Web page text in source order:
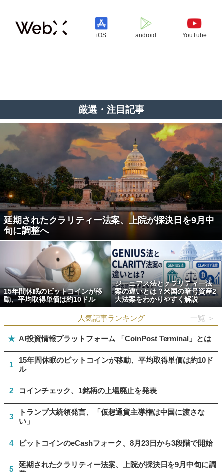
iOS android YouTube
厳選・注目記事
延期されたクラリティー法案、上院が採決日を9月中
旬に調整へ
15年間休眠のビットコインが移
動、平均取得単価は約10ドル
ジーニアス法とクラリティー法
案の違いとは？米国の暗号資産2
大法案をわかりやすく解説
人気記事ランキング 一覧 ＞
★ AI投資情報プラットフォーム 「CoinPost Terminal」とは
1
15年間休眠のビットコインが移動、平均取得単価は約10ド
ル
2 コインチェック、1銘柄の上場廃止を発表
3
トランプ大統領発言、「仮想通貨主導権は中国に渡さな
い」
4 ビットコインのeCashフォーク、8月23日から3段階で開始
5
延期されたクラリティー法案、上院が採決日を9月中旬に調